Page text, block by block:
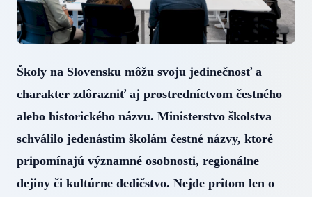
Školy na Slovensku môžu svoju jedinečnosť a
charakter zdôrazniť aj prostredníctvom čestného
alebo historického názvu. Ministerstvo školstva
schválilo jedenástim školám čestné názvy, ktoré
pripomínajú významné osobnosti, regionálne
dejiny či kultúrne dedičstvo. Nejde pritom len o